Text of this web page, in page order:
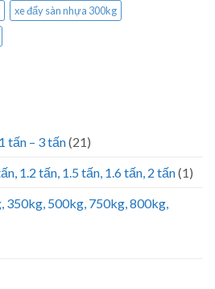
xe đẩy sàn nhựa 300kg
tấn – 3 tấn(21)
1.2 tấn, 1.5 tấn, 1.6 tấn, 2 tấn(1)
500kg, 750kg, 800kg,